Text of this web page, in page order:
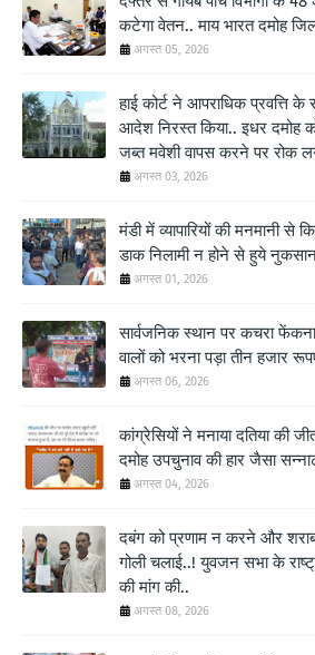
कटेगा वेतन.. माय भारत दमोह
अगस्त 05, 2026
हाई कोर्ट ने आपराधिक प्रवत्ति
आदेश निरस्त किया.. इधर दमोह
जब्त मवेशी वापस करने पर रोक
अगस्त 03, 2026
मंडी में व्यापारियों की मनमानी से
डाक निलामी न होने से हुये
अगस्त 01, 2026
सार्वजनिक स्थान पर कचरा
वालों को भरना पड़ा तीन हजार
अगस्त 06, 2026
कांग्रेसियों ने मनाया दतिया की
दमोह उपचुनाव की हार जैसा
अगस्त 04, 2026
दबंग को प्रणाम न करने और
गोली चलाई..! युवजन सभा के
की मांग की..
अगस्त 08, 2026